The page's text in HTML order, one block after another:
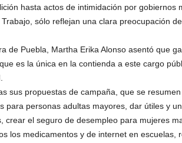
hasta actos de intimidación por gobiernos
sólo reflejan una clara preocupación
de Puebla, Martha Erika Alonso asentó que
es la única en la contienda a este cargo
sus propuestas de campaña, que se
para personas adultas mayores, dar útiles y
crear el seguro de desempleo para mujeres
los medicamentos y de internet en escuelas,